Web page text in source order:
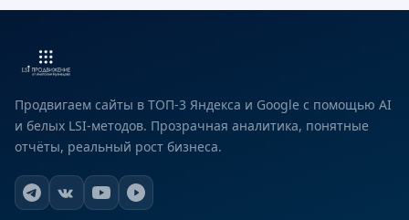
Продвигаем сайты в ТОП-3 Яндекса и Google с помощью AI
и белых LSI-методов. Прозрачная аналитика, понятные
отчёты, реальный рост бизнеса.